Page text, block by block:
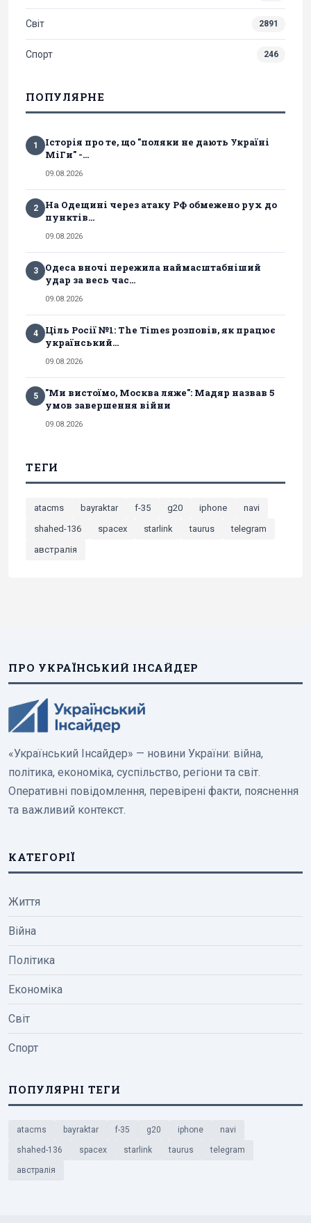
Світ 2891
Спорт 246
ПОПУЛЯРНЕ
1
Історія про те, що "поляки не дають Україні
МіГи" -...
09.08.2026
2
На Одещині через атаку РФ обмежено рух до
пунктів...
09.08.2026
3
Одеса вночі пережила наймасштабніший
удар за весь час...
09.08.2026
4
Ціль Росії №1: The Times розповів, як працює
український...
09.08.2026
5
"Ми вистоїмо, Москва ляже": Мадяр назвав 5
умов завершення війни
09.08.2026
ТЕГИ
atacms bayraktar f-35 g20 iphone
navi
shahed-136
spacex starlink taurus
telegram
австралія
ПРО УКРАЇНСЬКИЙ ІНСАЙДЕР
«Український Інсайдер» — новини України: війна,
політика, економіка, суспільство, регіони та світ.
Оперативні повідомлення, перевірені факти, пояснення
та важливий контекст.
КАТЕГОРІЇ
Життя
Війна
Політика
Економіка
Світ
Спорт
ПОПУЛЯРНІ ТЕГИ
atacms bayraktar f-35 g20 iphone navi
shahed-136 spacex starlink taurus telegram
австралія